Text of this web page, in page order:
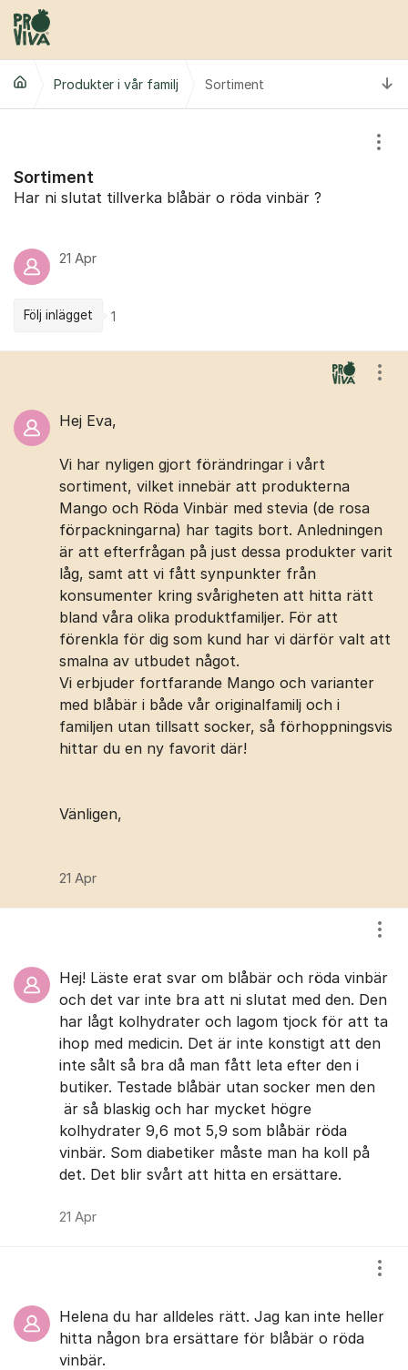
Hoppa till innehåll
Produkter i vår familj Sortiment
Sortiment
Har ni slutat tillverka blåbär o röda vinbär ?
21 Apr
Följ inlägget 1
Hej Eva,
Vi har nyligen gjort förändringar i vårt
sortiment, vilket innebär att produkterna
Mango och Röda Vinbär med stevia (de rosa
förpackningarna) har tagits bort. Anledningen
är att efterfrågan på just dessa produkter varit
låg, samt att vi fått synpunkter från
konsumenter kring svårigheten att hitta rätt
bland våra olika produktfamiljer. För att
förenkla för dig som kund har vi därför valt att
smalna av utbudet något.
Vi erbjuder fortfarande Mango och varianter
med blåbär i både vår originalfamilj och i
familjen utan tillsatt socker, så förhoppningsvis
hittar du en ny favorit där!
Vänligen,
21 Apr
Hej! Läste erat svar om blåbär och röda vinbär
och det var inte bra att ni slutat med den. Den
har lågt kolhydrater och lagom tjock för att ta
ihop med medicin. Det är inte konstigt att den
inte sålt så bra då man fått leta efter den i
butiker. Testade blåbär utan socker men den
är så blaskig och har mycket högre
kolhydrater 9,6 mot 5,9 som blåbär röda
vinbär. Som diabetiker måste man ha koll på
det. Det blir svårt att hitta en ersättare.
21 Apr
Helena du har alldeles rätt. Jag kan inte heller
hitta någon bra ersättare för blåbär o röda
vinbär.